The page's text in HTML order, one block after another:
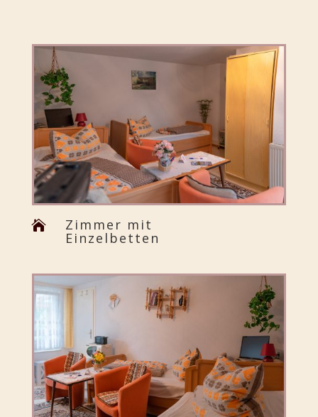
 Zimmer mit
Einzelbetten